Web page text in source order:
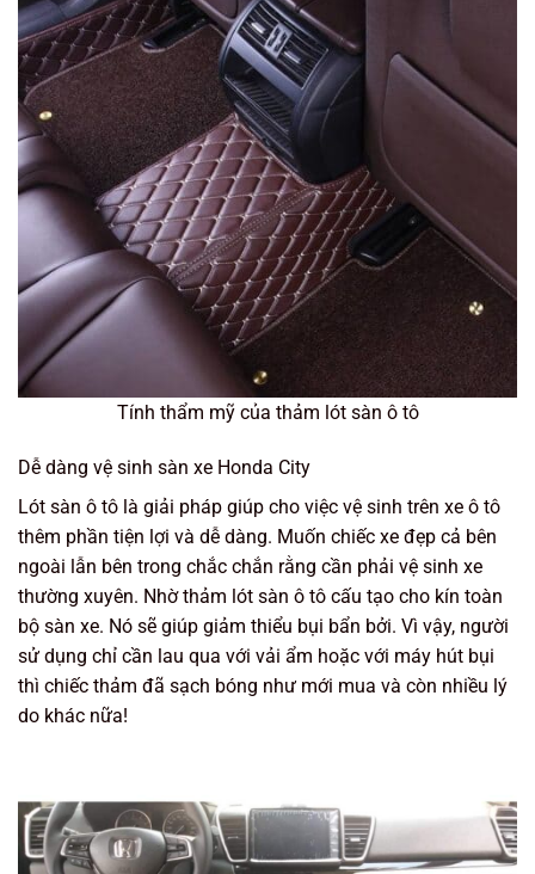
Tính thẩm mỹ của thảm lót sàn ô tô
Dễ dàng vệ sinh sàn xe Honda City
Lót sàn ô tô là giải pháp giúp cho việc vệ sinh trên xe ô tô
thêm phần tiện lợi và dễ dàng. Muốn chiếc xe đẹp cả bên
ngoài lẫn bên trong chắc chắn rằng cần phải vệ sinh xe
thường xuyên. Nhờ thảm lót sàn ô tô cấu tạo cho kín toàn
bộ sàn xe. Nó sẽ giúp giảm thiểu bụi bẩn bởi. Vì vậy, người
sử dụng chỉ cần lau qua với vải ẩm hoặc với máy hút bụi
thì chiếc thảm đã sạch bóng như mới mua và còn nhiều lý
do khác nữa!